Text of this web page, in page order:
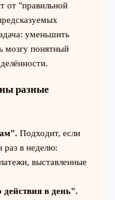
от "правильной
уменьшить
мозгу понятный
разные
Подходит, если
раз в неделю:
выставленные
в день".